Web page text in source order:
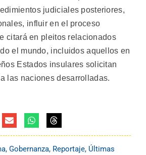
judiciales posteriores,
influir en el proceso
citará en pleitos relacionados
el mundo, incluidos aquellos en
Estados insulares solicitan
las naciones desarrolladas.
, Gobernanza, Reportaje, Últimas